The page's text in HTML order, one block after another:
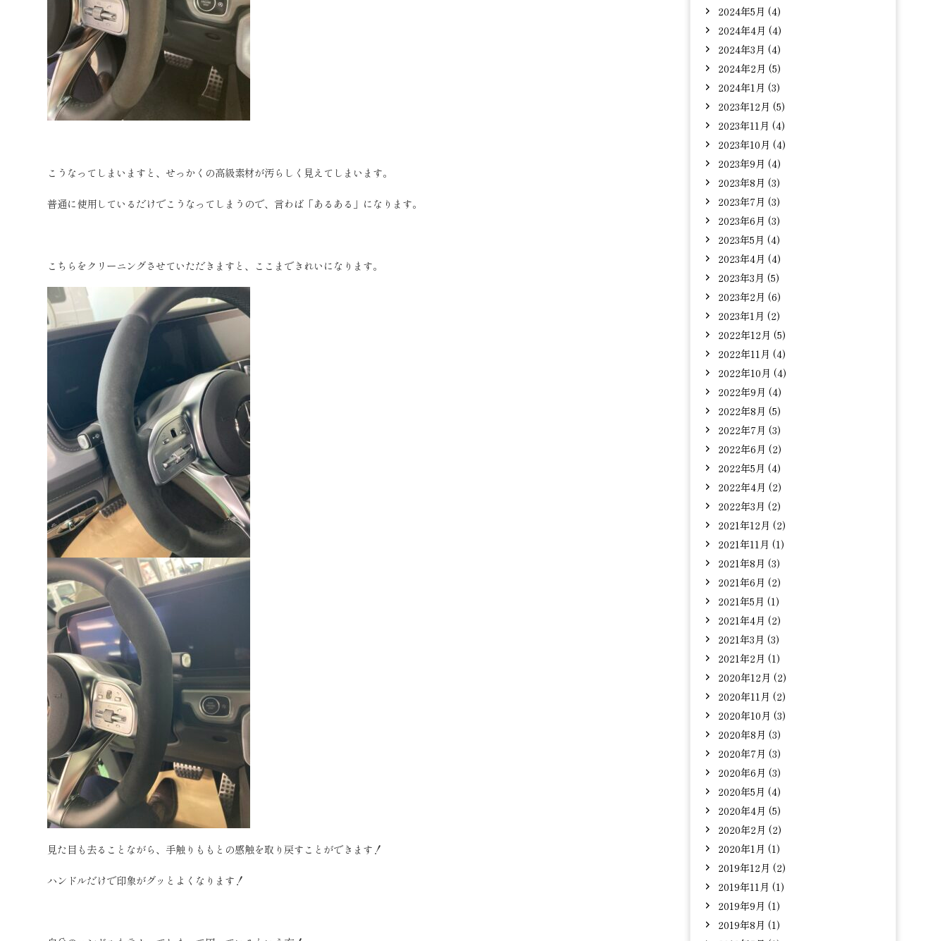
こうなってしまいますと、せっかくの高級素材が汚らしく見えてしまいます。
普通に使用しているだけでこうなってしまうので、言わば「あるある」になります。
こちらをクリーニングさせていただきますと、ここまできれいになります。
見た目も去ることながら、手触りももとの感触を取り戻すことができます！
ハンドルだけで印象がグッとよくなります！
2024年5月 (4)
2024年4月 (4)
2024年3月 (4)
2024年2月 (5)
2024年1月 (3)
2023年12月 (5)
2023年11月 (4)
2023年10月 (4)
2023年9月 (4)
2023年8月 (3)
2023年7月 (3)
2023年6月 (3)
2023年5月 (4)
2023年4月 (4)
2023年3月 (5)
2023年2月 (6)
2023年1月 (2)
2022年12月 (5)
2022年11月 (4)
2022年10月 (4)
2022年9月 (4)
2022年8月 (5)
2022年7月 (3)
2022年6月 (2)
2022年5月 (4)
2022年4月 (2)
2022年3月 (2)
2021年12月 (2)
2021年11月 (1)
2021年8月 (3)
2021年6月 (2)
2021年5月 (1)
2021年4月 (2)
2021年3月 (3)
2021年2月 (1)
2020年12月 (2)
2020年11月 (2)
2020年10月 (3)
2020年8月 (3)
2020年7月 (3)
2020年6月 (3)
2020年5月 (4)
2020年4月 (5)
2020年2月 (2)
2020年1月 (1)
2019年12月 (2)
2019年11月 (1)
2019年9月 (1)
2019年8月 (1)